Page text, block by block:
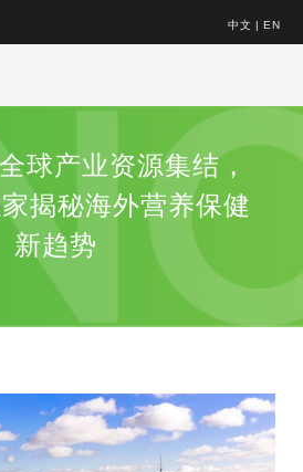
中文 | EN
球产业资源集结，
揭秘海外营养保健
新趋势